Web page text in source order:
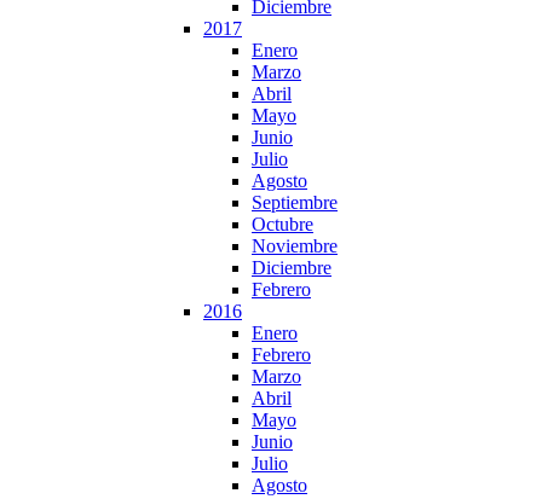
Diciembre
2017
Enero
Marzo
Abril
Mayo
Junio
Julio
Agosto
Septiembre
Octubre
Noviembre
Diciembre
Febrero
2016
Enero
Febrero
Marzo
Abril
Mayo
Junio
Julio
Agosto